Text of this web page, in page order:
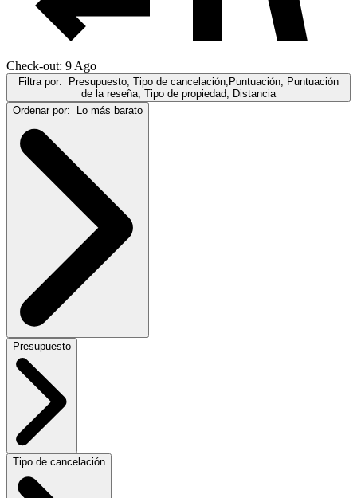
Check-out: 9 Ago
Filtra por:
Presupuesto, Tipo de cancelación,Puntuación, Puntuación
de la reseña, Tipo de propiedad, Distancia
Ordenar por:
Lo más barato
Presupuesto
Tipo de cancelación